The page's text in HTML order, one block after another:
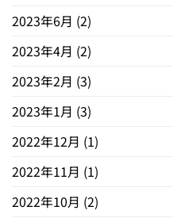
2023年6月 (2)
2023年4月 (2)
2023年2月 (3)
2023年1月 (3)
2022年12月 (1)
2022年11月 (1)
2022年10月 (2)